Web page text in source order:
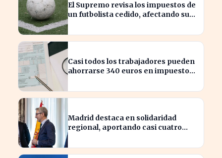
El Supremo revisa los impuestos de
un futbolista cedido, afectando su
Casi todos los trabajadores pueden
ahorrarse 340 euros en impuestos,
Madrid destaca en solidaridad
regional, aportando casi cuatro